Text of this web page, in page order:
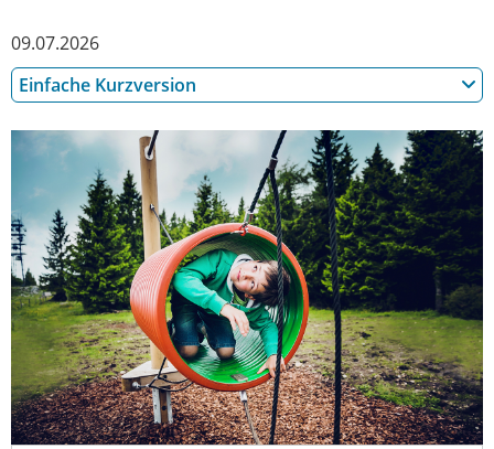
09.07.2026
Einfache Kurzversion